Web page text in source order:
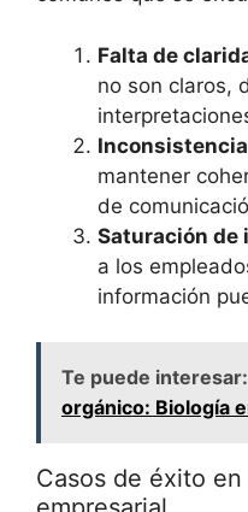
Falta de
no son claros,
Inconsistencia
mantener
de
Saturación de
a los
información
Te puede interesar:
orgánico: Biología
Casos de éxito